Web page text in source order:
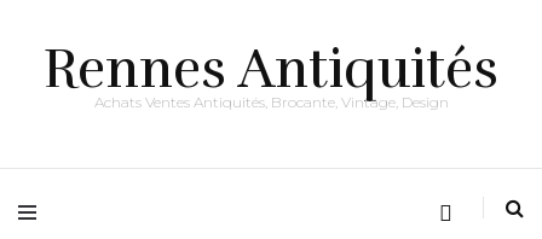
Rennes Antiquités
Achats Ventes Antiquités, Brocante, Vintage, Design